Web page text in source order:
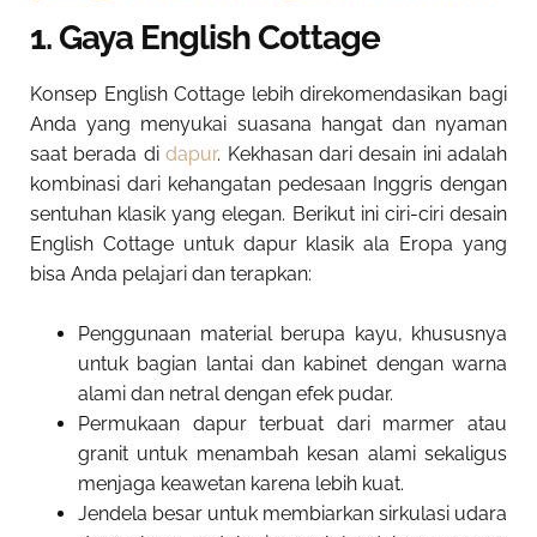
1. Gaya English Cottage
Konsep English Cottage lebih direkomendasikan bagi
Anda yang menyukai suasana hangat dan nyaman
saat berada didapur. Kekhasan dari desain ini adalah
kombinasi dari kehangatan pedesaan Inggris dengan
sentuhan klasik yang elegan. Berikut ini ciri-ciri desain
English Cottage untuk dapur klasik ala Eropa yang
bisa Anda pelajari dan terapkan:
Penggunaan material berupa kayu, khususnya
untuk bagian lantai dan kabinet dengan warna
alami dan netral dengan efek pudar.
Permukaan dapur terbuat dari marmer atau
granit untuk menambah kesan alami sekaligus
menjaga keawetan karena lebih kuat.
Jendela besar untuk membiarkan sirkulasi udara